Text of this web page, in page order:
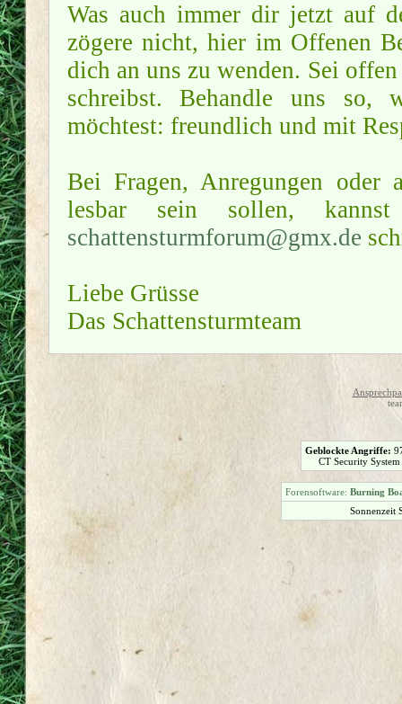
Was auch immer dir jetzt auf
zögere nicht, hier im Offenen
dich an uns zu wenden. Sei
schreibst. Behandle uns so,
möchtest: freundlich und mit
Bei Fragen, Anregungen
lesbar sein sollen,
schattensturmforum@gmx.de
Liebe Grüsse
Das Schattensturmteam
Geblockte Angriffe:
CT Security
Forensoftware: Burning
Sonnenzeit